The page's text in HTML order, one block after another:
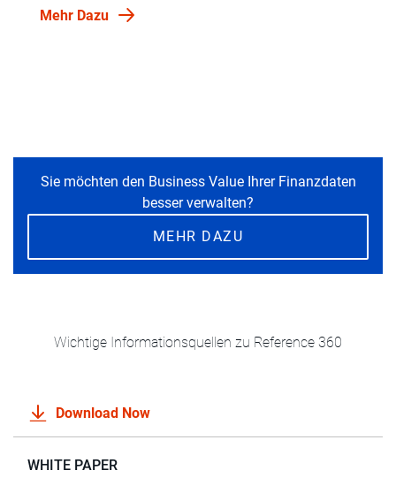
Mehr Dazu
Sie möchten den Business Value Ihrer Finanzdaten
besser verwalten?
MEHR DAZU
Wichtige Informationsquellen zu Reference 360
Download Now
WHITE PAPER